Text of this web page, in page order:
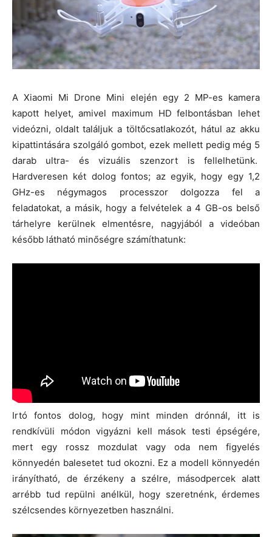
A Xiaomi Mi Drone Mini elején egy 2 MP-es kamera
kapott helyet, amivel maximum HD felbontásban lehet
videózni, oldalt találjuk a töltőcsatlakozót, hátul az akku
kipattintására szolgáló gombot, ezek mellett pedig még 5
darab ultra- és vizuális szenzort is fellelhetünk.
Hardveresen két dolog fontos; az egyik, hogy egy 1,2
GHz-es négymagos processzor dolgozza fel a
feladatokat, a másik, hogy a felvételek a 4 GB-os belső
tárhelyre kerülnek elmentésre, nagyjából a videóban
később látható minőségre számíthatunk:
Irtó fontos dolog, hogy mint minden drónnál, itt is
rendkívüli módon vigyázni kell mások testi épségére,
mert egy rossz mozdulat vagy oda nem figyelés
könnyedén balesetet tud okozni. Ez a modell könnyedén
irányítható, de érzékeny a szélre, másodpercek alatt
arrébb tud repülni anélkül, hogy szeretnénk, érdemes
szélcsendes környezetben használni.